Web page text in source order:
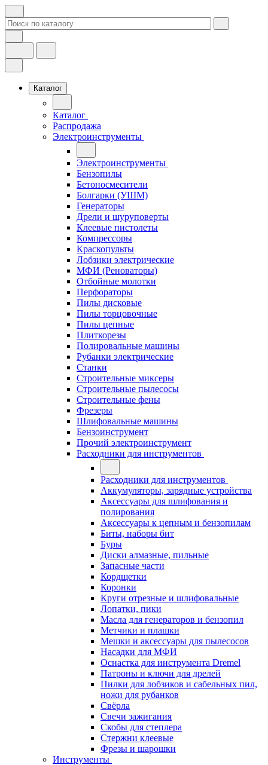
Каталог
Каталог
Распродажа
Электроинструменты
Электроинструменты
Бензопилы
Бетоносмесители
Болгарки (УШМ)
Генераторы
Дрели и шуруповерты
Клеевые пистолеты
Компрессоры
Краскопульты
Лобзики электрические
МФИ (Реноваторы)
Отбойные молотки
Перфораторы
Пилы дисковые
Пилы торцовочные
Пилы цепные
Плиткорезы
Полировальные машины
Рубанки электрические
Станки
Строительные миксеры
Строительные пылесосы
Строительные фены
Фрезеры
Шлифовальные машины
Бензоинструмент
Прочий электроинструмент
Расходники для инструментов
Расходники для инструментов
Аккумуляторы, зарядные устройства
Аксессуары для шлифования и
полирования
Аксессуары к цепным и бензопилам
Биты, наборы бит
Буры
Диски алмазные, пильные
Запасные части
Кордщетки
Коронки
Круги отрезные и шлифовальные
Лопатки, пики
Масла для генераторов и бензопил
Метчики и плашки
Мешки и аксессуары для пылесосов
Насадки для МФИ
Оснастка для инструмента Dremel
Патроны и ключи для дрелей
Пилки для лобзиков и сабельных пил,
ножи для рубанков
Свёрла
Свечи зажигания
Скобы для степлера
Стержни клеевые
Фрезы и шарошки
Инструменты